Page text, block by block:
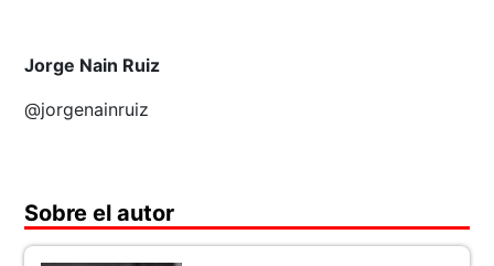
Jorge Nain Ruiz
@jorgenainruiz
Sobre el autor